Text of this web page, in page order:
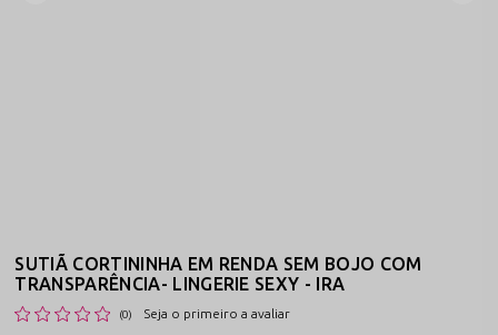
SUTIÃ CORTININHA EM RENDA SEM BOJO COM
TRANSPARÊNCIA- LINGERIE SEXY - IRA
(0) Seja o primeiro a avaliar